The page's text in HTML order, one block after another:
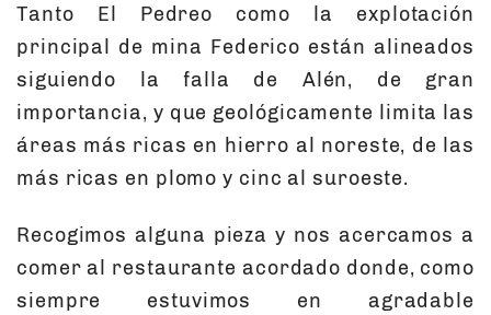
Tanto El Pedreo como la explotación
principal de mina Federico están alineados
siguiendo la falla de Alén, de gran
importancia, y que geológicamente limita las
áreas más ricas en hierro al noreste, de las
más ricas en plomo y cinc al suroeste.
Recogimos alguna pieza y nos acercamos a
comer al restaurante acordado donde, como
siempre estuvimos en agradable